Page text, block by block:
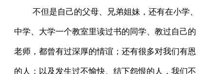
不但是自己的父母、兄弟姐妹，还有在小学、
中学、大学一个教室里读过书的同学、教过自己的
老师，都曾有过深厚的情谊；还有很多对我们有恩
的人；以及发生过不愉快、结下怨恨的人，我们不